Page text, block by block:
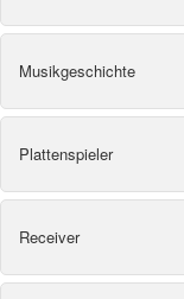
Musikgeschichte
Plattenspieler
Receiver